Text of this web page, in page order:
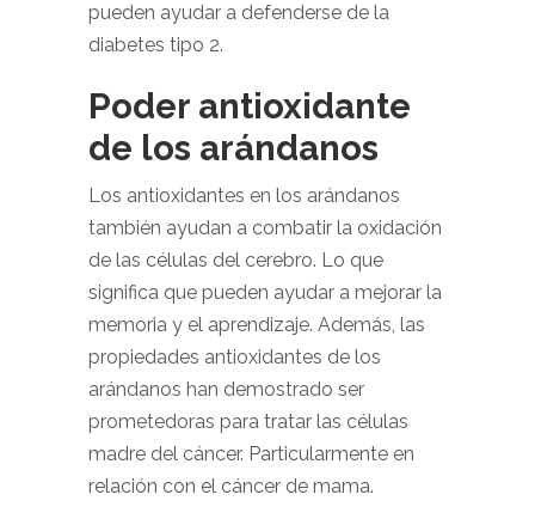
pueden ayudar a defenderse de la
diabetes tipo 2.
Poder antioxidante
de los arándanos
Los antioxidantes en los arándanos
también ayudan a combatir la oxidación
de las células del cerebro. Lo que
significa que pueden ayudar a mejorar la
memoria y el aprendizaje. Además, las
propiedades antioxidantes de los
arándanos han demostrado ser
prometedoras para tratar las células
madre del cáncer. Particularmente en
relación con el cáncer de mama.